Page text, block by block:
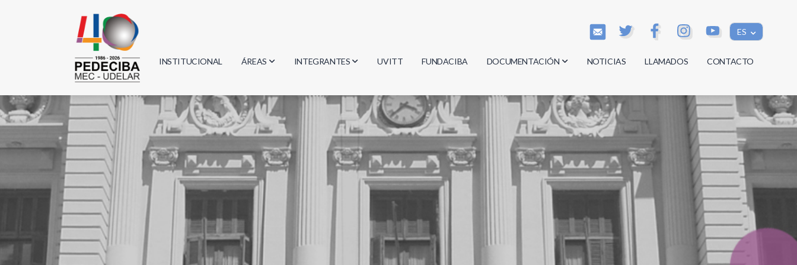
ES
INSTITUCIONAL ÁREAS
Biología
Física
Geociencias
Informática
Matemática
INTEGRANTES
Investigadores
Estudiantes
Egresados
UVITT FUNDACIBA DOCUMENTACIÓN
Actas
Reglamentos
Documentos
NOTICIAS LLAMADOS CONTACTO